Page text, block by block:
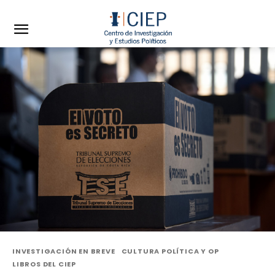
INVESTIGACIÓN EN BREVE
CULTURA POLÍTICA Y OP
LIBROS DEL CIEP